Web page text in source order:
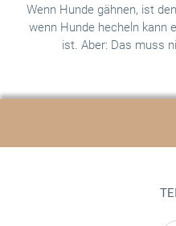
Wenn Hunde gähnen, ist
wenn Hunde hecheln kann
ist. Aber: Das muss